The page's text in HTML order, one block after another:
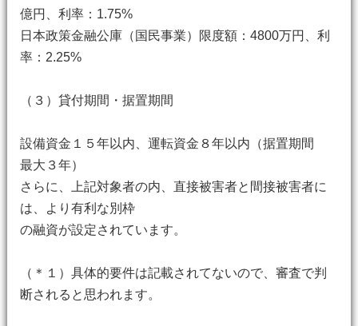
億円、利率：1.75%
日本政策金融公庫（国民事業）限度額：4800万円、利
率：2.25%
（３）貸付期間・据置期間
設備資金１５年以内、運転資金８年以内（据置期間
最大３年）
さらに、上記対象者の内、直接被害者と間接被害者に
は、より有利な別枠
の融資が設定されています。
（＊１）具体的要件は記載されてないので、審査で判
断されると思われます。